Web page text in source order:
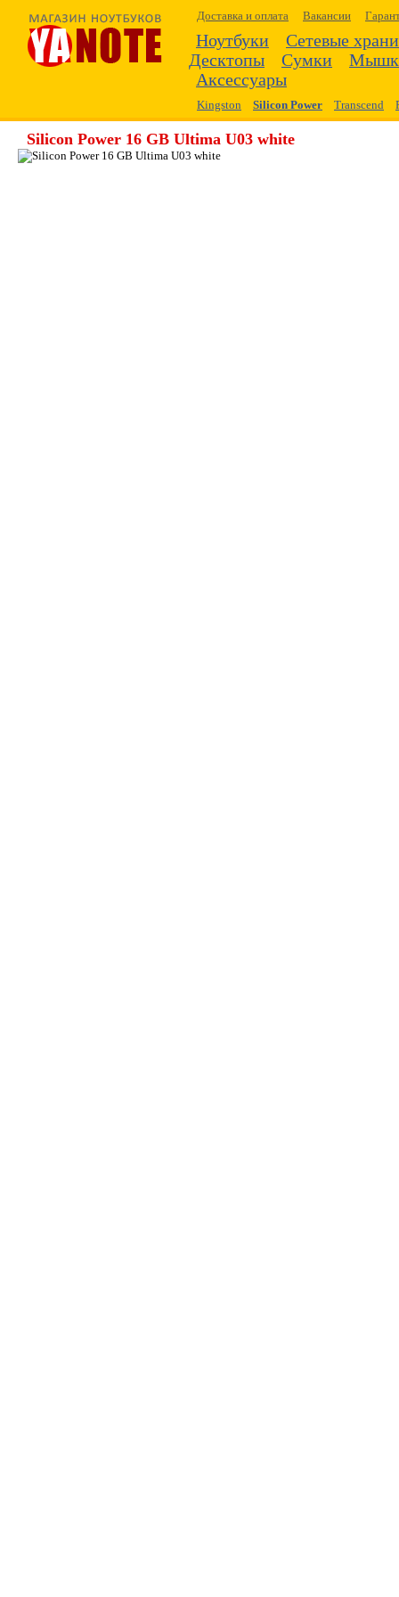
Доставка и оплата Вакансии
Ноутбуки
Сетевые
Десктопы
Сумки
Аксессуары
Kingston Silicon Power Transcend
Silicon Power 16 GB Ultima U03 white